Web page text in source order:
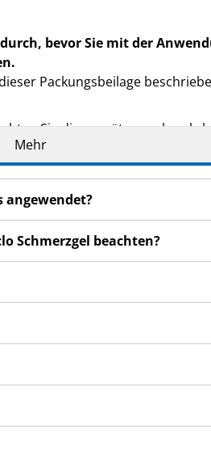
bevor Sie mit der
Packungsbeilage
Sie diese später nochmals
sich an Ihren Arzt oder
angegeben sind. Siehe
schlechter fühlen, wenden Sie
Mehr
angewendet?
Schmerzgel beachten?